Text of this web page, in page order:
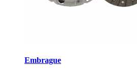
Embrague